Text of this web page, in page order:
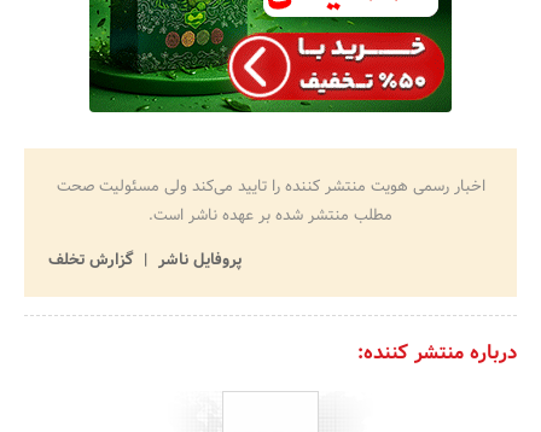
اخبار رسمی هویت منتشر کننده را تایید می‌کند ولی مسئولیت صحت
مطلب منتشر شده بر عهده ناشر است.
پروفایل ناشر
گزارش تخلف
درباره منتشر کننده: